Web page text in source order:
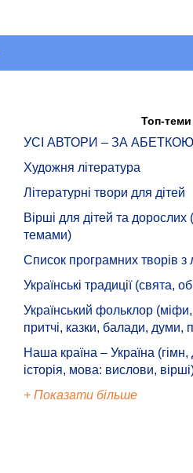
Топ-теми
УСІ АВТОРИ – ЗА АБЕТКОЮ
Художня література
Літературні твори для дітей
Вірші для дітей та дорослих
темами)
Список програмних творів з
Українські традиції (свята,
Український фольклор
притчі, казки, балади, думи,
Наша країна – Україна
історія, мова: вислови,
+ Показати більше